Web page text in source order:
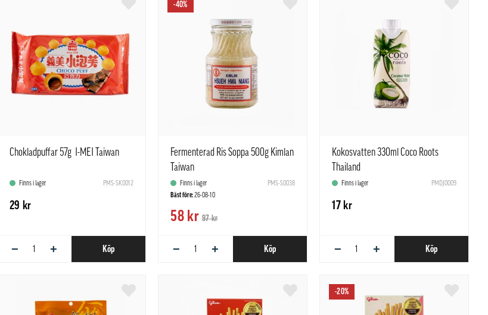
Chokladpuffar 57g I-MEI Taiwan
Finns i lager PMS-SK0012
29 kr
− + Köp
-40%
Fermenterad Ris Soppa 500g Kimlan
Taiwan
Finns i lager
PMS-S0038
Bäst före:26-08-10
58 kr 97 kr
− + Köp
Kokosvatten 330ml Coco Roots
Thailand
Finns i lager PMDJ0009
17 kr
− + Köp
-20%